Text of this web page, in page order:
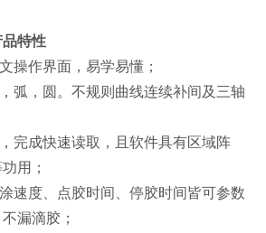
特性
操作界面，易学易懂；
弧，圆。不规则曲线连续补间及三轴
完成快速读取，且软件具有区域阵
用；
速度、点胶时间、停胶时间皆可参数
漏滴胶；